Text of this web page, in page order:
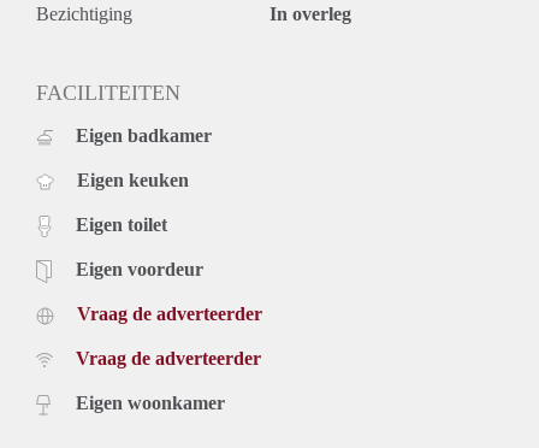
Bezichtiging In overleg
FACILITEITEN
Eigen badkamer
Eigen keuken
Eigen toilet
Eigen voordeur
Vraag de adverteerder
Vraag de adverteerder
Eigen woonkamer